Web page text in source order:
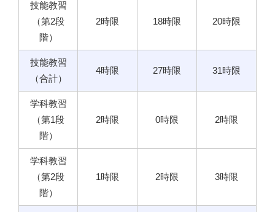
技能教習
（第2段
階）
2時限 18時限 20時限
技能教習
（合計）
4時限 27時限 31時限
学科教習
（第1段
階）
2時限 0時限 2時限
学科教習
（第2段
階）
1時限 2時限 3時限